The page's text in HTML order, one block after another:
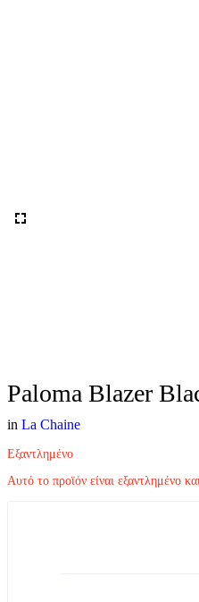
Paloma Blazer
in La Chaine
Εξαντλημένο
Αυτό το προϊόν είναι εξαντλημένο